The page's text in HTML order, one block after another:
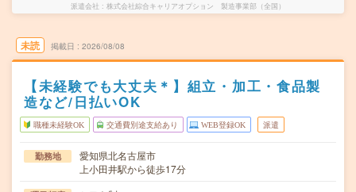
派遣会社 株式会社綜合キャリアオプション 製造事業部（全国）
未読 掲載日 2026/08/08
【未経験でも大丈夫＊】組立・加工・食品製
造など/日払いOK
職種未経験OK 交通費別途支給あり WEB登録OK 派遣
勤務地
愛知県北名古屋市
上小田井駅から徒歩17分